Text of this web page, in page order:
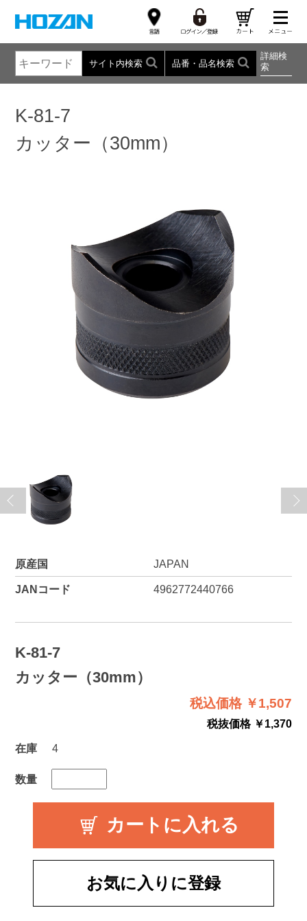
サイト内検索 品番・品名検索
詳細検
索
K-81-7
カッター（30mm）
原産国 JAPAN
JANコード 4962772440766
K-81-7
カッター（30mm）
税込価格 ￥1,507
税抜価格 ￥1,370
在庫
4
数量
お気に入りに登録